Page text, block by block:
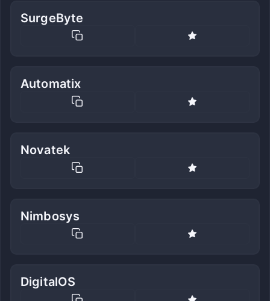
SurgeByte
Automatix
Novatek
Nimbosys
DigitalOS